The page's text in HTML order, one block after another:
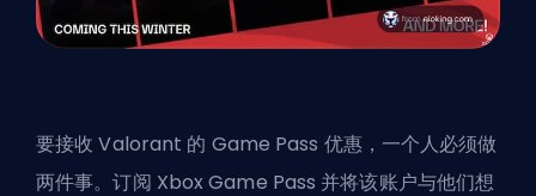
要接收 Valorant 的 Game Pass 优惠，一个人必须做
两件事。订阅 Xbox Game Pass 并将该账户与他们想